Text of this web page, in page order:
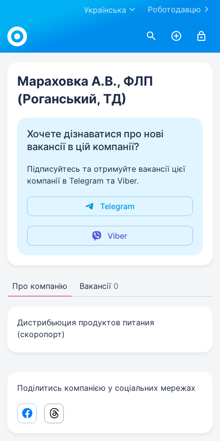
Роботодавцю
Українська
Work.ua
Мараховка А.В., ФЛП
(Роганський, ТД)
Хочете дізнаватися про нові
вакансії в цій компанії?
Підписуйтесь та отримуйте вакансії цієї
компанії в Telegram та Viber.
Telegram
Viber
Про компанію Вакансії 0
Дистрибьюция продуктов питания
(скоропорт)
Поділитись компанією у соціальних мережах
Facebook share link
Threads share link